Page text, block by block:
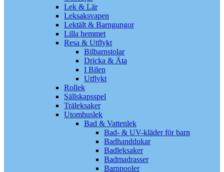
Lek & Lär
Leksaksvapen
Lektält & Barngungor
Lilla hemmet
Resa & Utflykt
Bilbarnstolar
Dricka & Äta
I Bilen
Utflykt
Rollek
Sällskapsspel
Träleksaker
Utomhuslek
Bad & Vattenlek
Bad- & UV-kläder för barn
Badhanddukar
Badleksaker
Badmadrasser
Barnpooler